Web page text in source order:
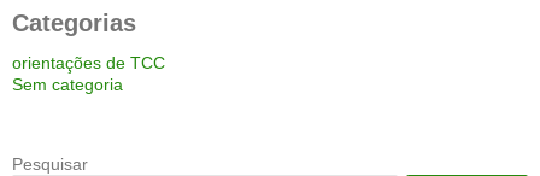
Categorias
orientações de TCC
Sem categoria
Pesquisar